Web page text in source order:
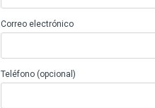
Correo electrónico
Teléfono (opcional)